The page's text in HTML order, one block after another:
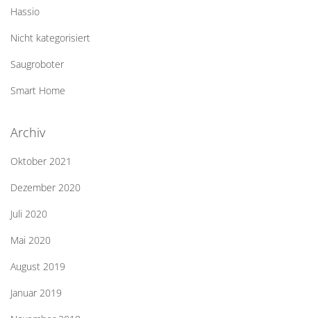
Hassio
Nicht kategorisiert
Saugroboter
Smart Home
Archiv
Oktober 2021
Dezember 2020
Juli 2020
Mai 2020
August 2019
Januar 2019